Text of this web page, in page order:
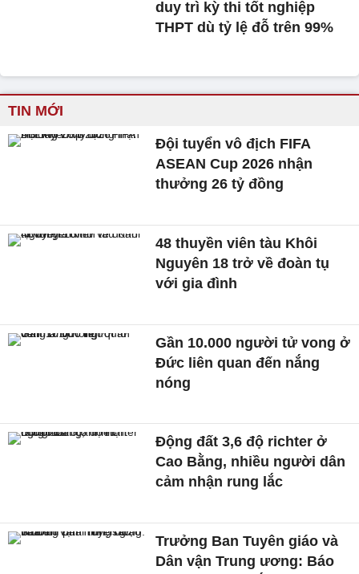
duy trì kỳ thi tốt nghiệp
THPT dù tỷ lệ đỗ trên 99%
TIN MỚI
Đội tuyển vô địch FIFA
ASEAN Cup 2026 nhận
thưởng 26 tỷ đồng
48 thuyền viên tàu Khôi
Nguyên 18 trở về đoàn tụ
với gia đình
Gần 10.000 người tử vong ở
Đức liên quan đến nắng
nóng
Động đất 3,6 độ richter ở
Cao Bằng, nhiều người dân
cảm nhận rung lắc
Trưởng Ban Tuyên giáo và
Dân vận Trung ương: Báo